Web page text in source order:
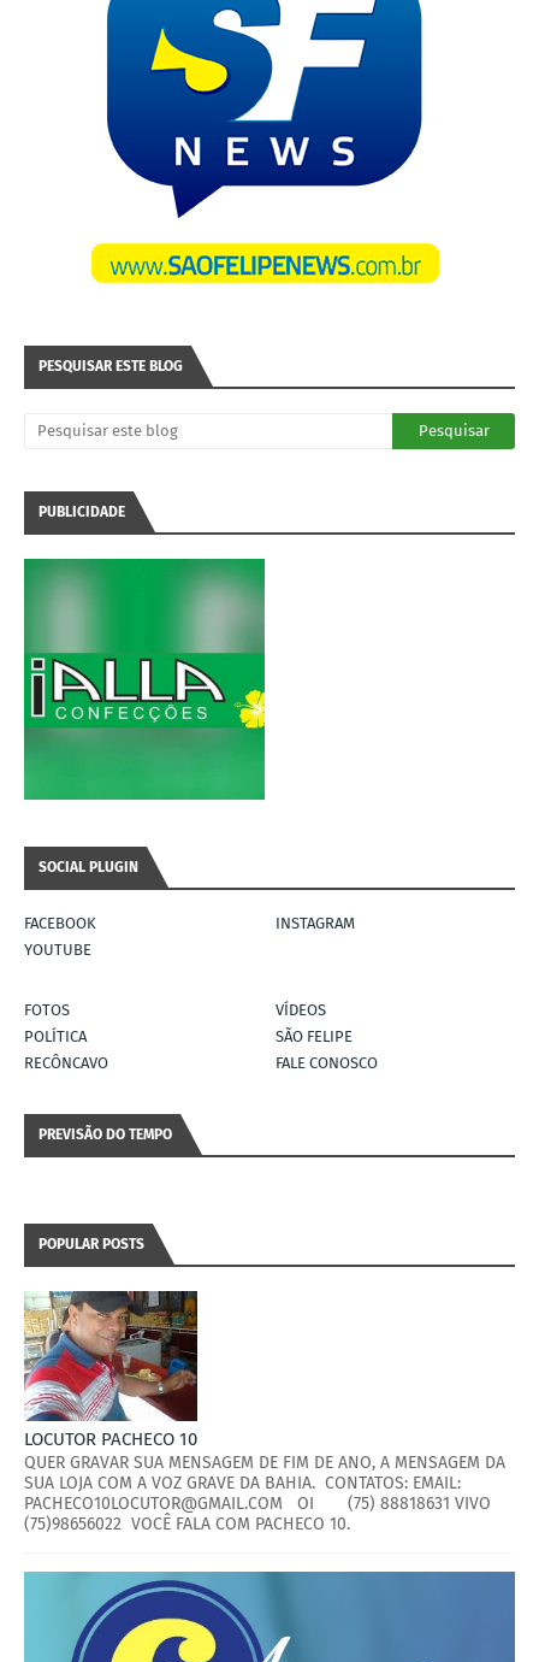
PESQUISAR ESTE BLOG
PUBLICIDADE
SOCIAL PLUGIN
FACEBOOK
INSTAGRAM
YOUTUBE
FOTOS
VÍDEOS
POLÍTICA
SÃO FELIPE
RECÔNCAVO
FALE CONOSCO
PREVISÃO DO TEMPO
POPULAR POSTS
LOCUTOR PACHECO 10
QUER GRAVAR SUA MENSAGEM DE FIM DE ANO, A MENSAGEM DA
SUA LOJA COM A VOZ GRAVE DA BAHIA. CONTATOS: EMAIL:
PACHECO10LOCUTOR@GMAIL.COM OI (75) 88818631 VIVO
(75)98656022 VOCÊ FALA COM PACHECO 10.